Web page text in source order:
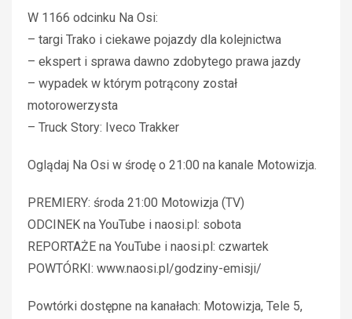
W 1166 odcinku Na Osi:
– targi Trako i ciekawe pojazdy dla kolejnictwa
– ekspert i sprawa dawno zdobytego prawa jazdy
– wypadek w którym potrącony został
motorowerzysta
– Truck Story: Iveco Trakker
Oglądaj Na Osi w środę o 21:00 na kanale Motowizja.
PREMIERY: środa 21:00 Motowizja (TV)
ODCINEK na YouTube i naosi.pl: sobota
REPORTAŻE na YouTube i naosi.pl: czwartek
POWTÓRKI: www.naosi.pl/godziny-emisji/
Powtórki dostępne na kanałach: Motowizja, Tele 5,